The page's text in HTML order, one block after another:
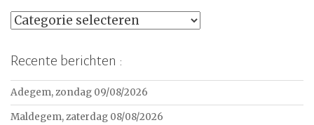
Categorieën
Recente berichten :
Adegem, zondag 09/08/2026
Maldegem, zaterdag 08/08/2026